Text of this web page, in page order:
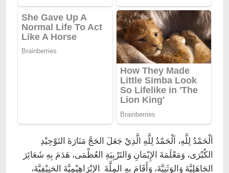
اَلْحَمْدُ لِلَّهِ، اَلْحَمْدُ لِلَّهِ الَّذِيْ جَعَلَ الحَجَّ مَنَارَةَ التَوْحِيْدِ
الكُبْرَى، وَمَعْلَمَةَ الإِيْمَانِ وَالتَرْبِيَةِ العُظْمَى، هَدَمَ بِهِ شَعَائِرَ
الجَاهَلِيَّةَ وَالوَثَنِيَّةَ، وَأَقَامَ بِهِ المِلَّةَ الإِبْرَاهِيْمِيَّةَ الحَنِيْفِيَّةَ،